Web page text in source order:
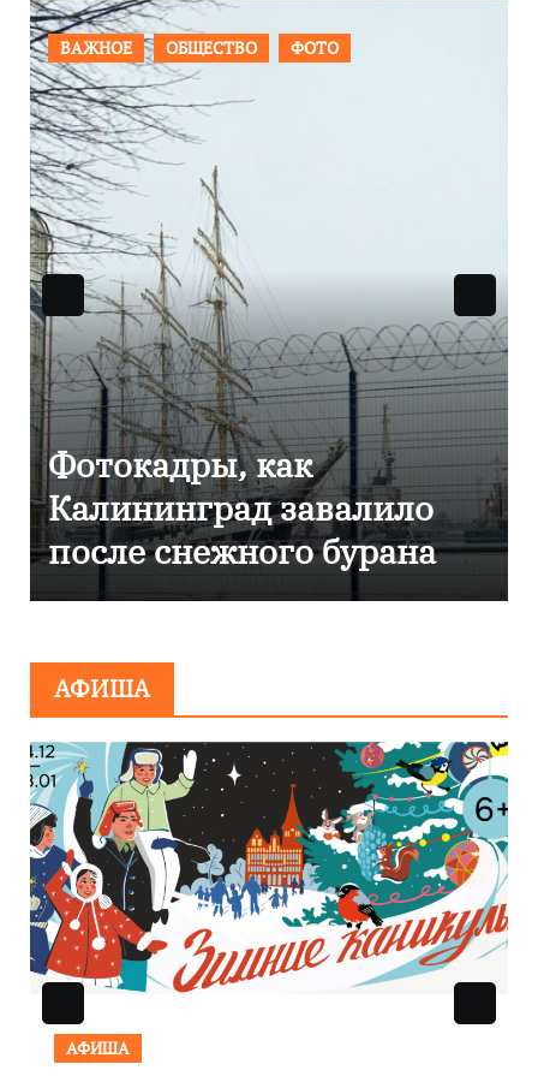
ПРОИСШЕСТВИЯ ФОТО
Фоторепортаж как в
Калининграде
эвакуировали ТЦ из-за
сообщения о
АФИША
АФИША